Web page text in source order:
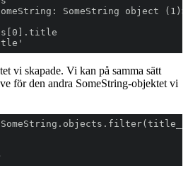
vi skapade. Vi kan på samma sätt
för den andra SomeString-objektet vi